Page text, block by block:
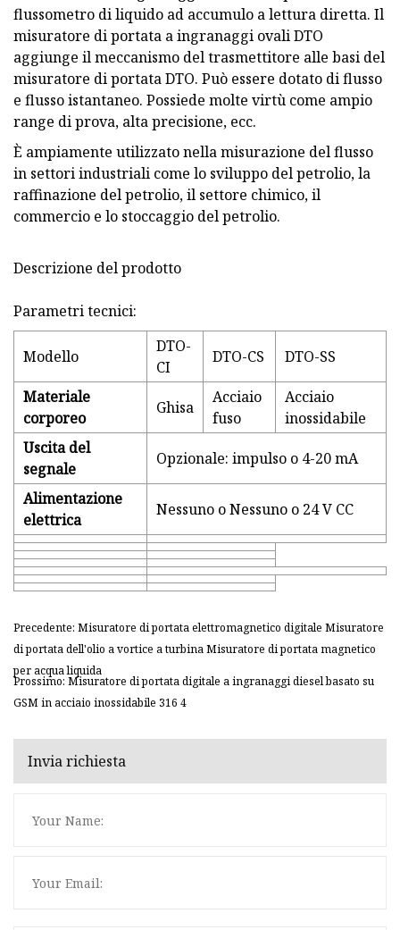
flussometro di liquido ad accumulo a lettura diretta. Il
misuratore di portata a ingranaggi ovali DTO
aggiunge il meccanismo del trasmettitore alle basi del
misuratore di portata DTO. Può essere dotato di flusso
e flusso istantaneo. Possiede molte virtù come ampio
range di prova, alta precisione, ecc.
È ampiamente utilizzato nella misurazione del flusso
in settori industriali come lo sviluppo del petrolio, la
raffinazione del petrolio, il settore chimico, il
commercio e lo stoccaggio del petrolio.
Descrizione del prodotto
Parametri tecnici:
Modello
DTO-
CI
DTO-CS DTO-SS
Materiale
corporeo
Ghisa
Acciaio
fuso
Acciaio
inossidabile
Uscita del
segnale
Opzionale: impulso o 4-20 mA
Alimentazione
elettrica
Nessuno o Nessuno o 24 V CC
Precedente: Misuratore di portata elettromagnetico digitale Misuratore
di portata dell'olio a vortice a turbina Misuratore di portata magnetico
per acqua liquida
Prossimo: Misuratore di portata digitale a ingranaggi diesel basato su
GSM in acciaio inossidabile 316 4
Invia richiesta